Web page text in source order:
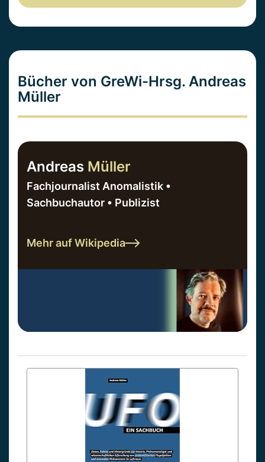
Bücher von GreWi-Hrsg. Andreas
Müller
Andreas Müller
Fachjournalist Anomalistik •
Sachbuchautor • Publizist
Mehr auf Wikipedia